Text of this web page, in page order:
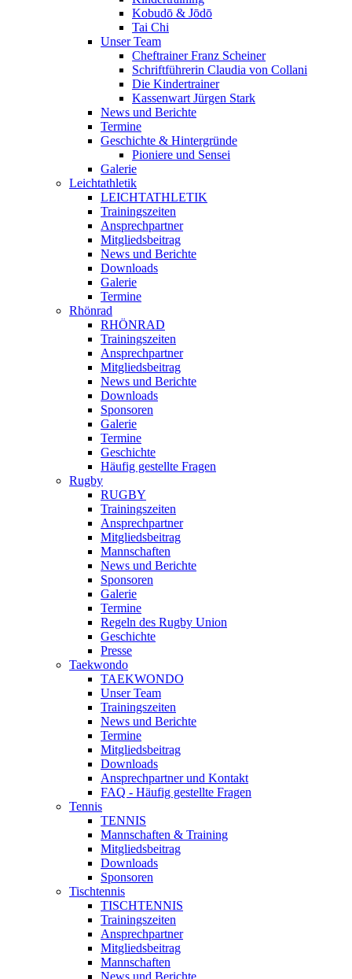
Kobudō & Jōdō
Tai Chi
Unser Team
Cheftrainer Franz Scheiner
Schriftführerin Claudia von Collani
Die Kindertrainer
Kassenwart Jürgen Stark
News und Berichte
Termine
Geschichte & Hintergründe
Pioniere und Sensei
Galerie
Leichtathletik
LEICHTATHLETIK
Trainingszeiten
Ansprechpartner
Mitgliedsbeitrag
News und Berichte
Downloads
Galerie
Termine
Rhönrad
RHÖNRAD
Trainingszeiten
Ansprechpartner
Mitgliedsbeitrag
News und Berichte
Downloads
Sponsoren
Galerie
Termine
Geschichte
Häufig gestellte Fragen
Rugby
RUGBY
Trainingszeiten
Ansprechpartner
Mitgliedsbeitrag
Mannschaften
News und Berichte
Sponsoren
Galerie
Termine
Regeln des Rugby Union
Geschichte
Presse
Taekwondo
TAEKWONDO
Unser Team
Trainingszeiten
News und Berichte
Termine
Mitgliedsbeitrag
Downloads
Ansprechpartner und Kontakt
FAQ - Häufig gestellte Fragen
Tennis
TENNIS
Mannschaften & Training
Mitgliedsbeitrag
Downloads
Sponsoren
Tischtennis
TISCHTENNIS
Trainingszeiten
Ansprechpartner
Mitgliedsbeitrag
Mannschaften
News und Berichte